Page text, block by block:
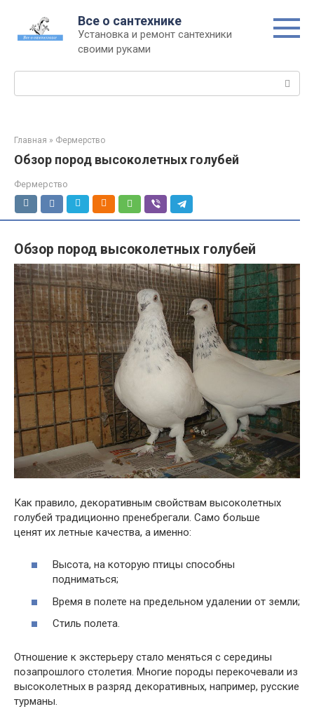
контенту
Все о сантехнике
Установка и ремонт сантехники
своими руками
Главная » Фермерство
Обзор пород высоколетных голубей
Фермерство
Обзор пород высоколетных голубей
Как правило, декоративным свойствам высоколетных
голубей традиционно пренебрегали. Само больше
ценят их летные качества, а именно:
Высота, на которую птицы способны
подниматься;
Время в полете на предельном удалении от земли;
Стиль полета.
Отношение к экстерьеру стало меняться с середины
позапрошлого столетия. Многие породы перекочевали из
высоколетных в разряд декоративных, например, русские
турманы.